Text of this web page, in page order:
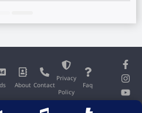
About Contact
Privacy
Policy
Faq